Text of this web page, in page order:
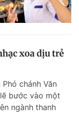
biết
xoa dịu trẻ
chánh Văn
bước vào một
ngành thanh